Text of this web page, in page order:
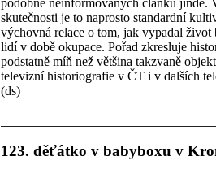
podobně neinformovaných článků jinde.
skutečnosti je to naprosto standardní
výchovná relace o tom, jak vypadal život
lidí v době okupace. Pořad zkresluje
podstatně míň než většina takzvaně
televizní historiografie v ČT i v dalších
(ds)
123. děťátko v babyboxu v